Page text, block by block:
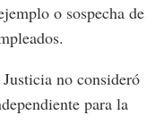
o sospecha de
no consideró
para la